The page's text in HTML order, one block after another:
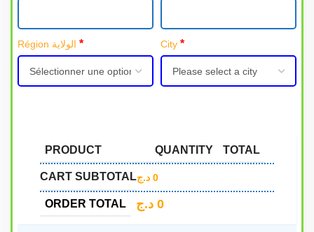
Région الولاية* City *
PRODUCT QUANTITY TOTAL
CART SUBTOTAL 0 د.ج
ORDER TOTAL 0 د.ج